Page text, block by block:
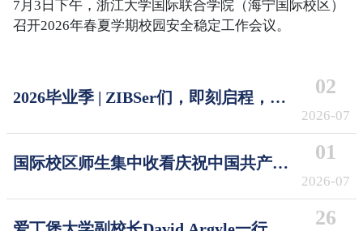
7月3日下午，浙江大学国际联合学院（海宁国际校区）
召开2026年春夏学期校园安全稳定工作会议。
2026毕业季 | ZIBSer们，即刻启程，破
02
2026-07
国际校区师生集中收看庆祝中国共产党
01
2026-07
26